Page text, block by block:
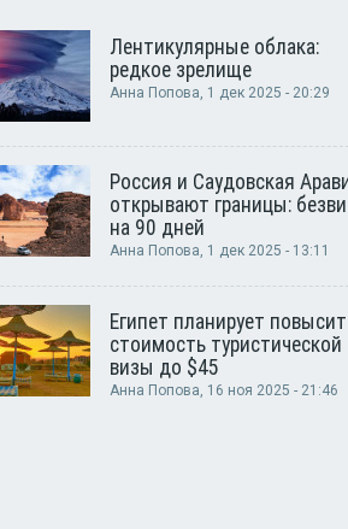
Лентикулярные облака:
редкое зрелище
Анна Попова, 1 дек 2025 - 20:29
Россия и Саудовская
открывают границы:
на 90 дней
Анна Попова, 1 дек 2025 - 13:11
Египет планирует
стоимость туристической
визы до $45
Анна Попова, 16 ноя 2025 - 21:46